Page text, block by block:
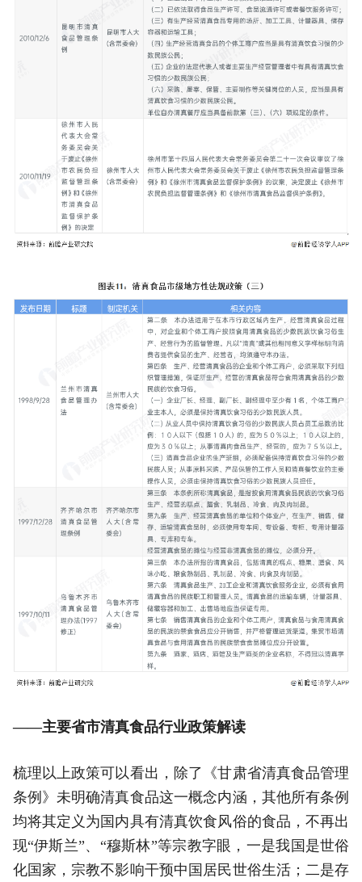
——主要省市清真食品行业政策解读
梳理以上政策可以看出，除了《甘肃省清真食品管理
条例》未明确清真食品这一概念内涵，其他所有条例
均将其定义为国内具有清真饮食风俗的食品，不再出
现“伊斯兰”、“穆斯林”等宗教字眼，一是我国是世俗
化国家，宗教不影响干预中国居民世俗生活；二是存